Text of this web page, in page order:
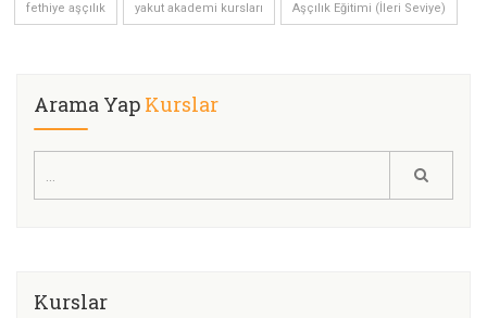
fethiye aşçılık yakut akademi kursları Aşçılık Eğitimi (İleri Seviye)
Arama Yap Kurslar
Kurslar